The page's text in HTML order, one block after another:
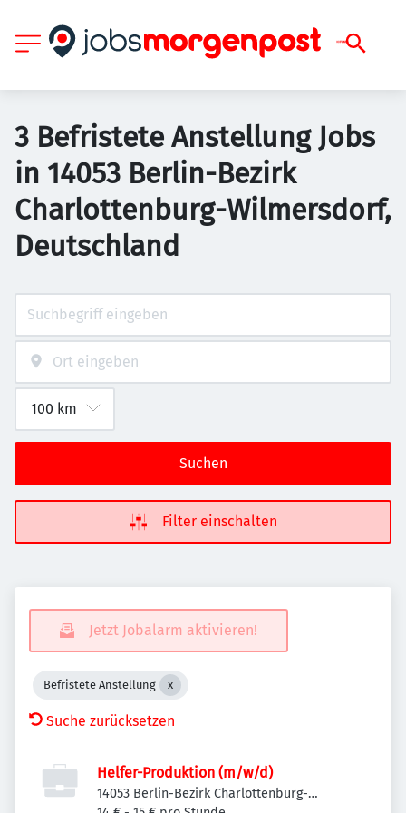
3 Befristete Anstellung Jobs
in 14053 Berlin-Bezirk
Charlottenburg-Wilmersdorf,
Deutschland
Suchen
Filter einschalten
Jetzt Jobalarm aktivieren!
Befristete Anstellung
Suche zurücksetzen
Helfer-Produktion (m/w/d)
14053 Berlin-Bezirk Charlottenburg-